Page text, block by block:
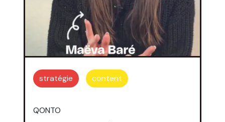
stratégie content
QONTO